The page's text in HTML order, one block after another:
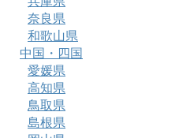
奈良県
和歌山県
中国・四国
愛媛県
高知県
鳥取県
島根県